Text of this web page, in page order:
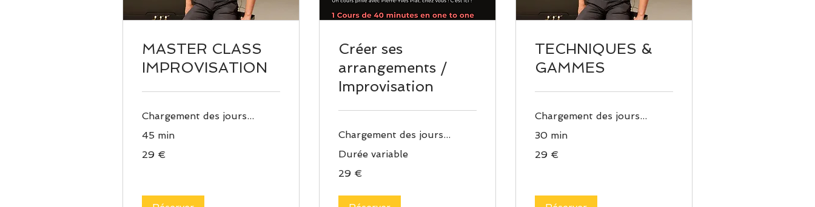
MASTER CLASS
IMPROVISATION
Chargement des jours...
45 min
euros
29 €
Créer ses
arrangements /
Improvisation
Chargement des jours...
Durée variable
euros
29 €
TECHNIQUES &
GAMMES
Chargement des jours...
30 min
euros
29 €